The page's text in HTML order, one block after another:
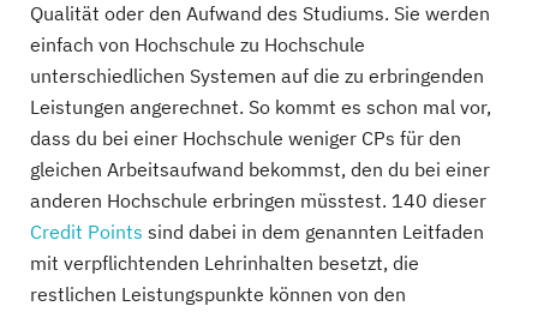
Qualität oder den Aufwand des Studiums. Sie werden
einfach von Hochschule zu Hochschule
unterschiedlichen Systemen auf die zu erbringenden
Leistungen angerechnet. So kommt es schon mal vor,
dass du bei einer Hochschule weniger CPs für den
gleichen Arbeitsaufwand bekommst, den du bei einer
anderen Hochschule erbringen müsstest. 140 dieser
Credit Points sind dabei in dem genannten Leitfaden
mit verpflichtenden Lehrinhalten besetzt, die
restlichen Leistungspunkte können von den